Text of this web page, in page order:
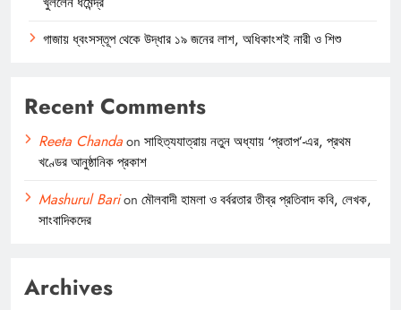
গাজায় ধ্বংসস্তূপ থেকে উদ্ধার ১৯ জনের লাশ, অধিকাংশই নারী ও শিশু
Recent Comments
Reeta Chandaon সাহিত্যযাত্রায় নতুন অধ্যায় ‘প্রতাপ’-এর, প্রথম
খণ্ডের আনুষ্ঠানিক প্রকাশ
Mashurul Barion মৌলবাদী হামলা ও বর্বরতার তীব্র প্রতিবাদ কবি, লেখক,
সাংবাদিকদের
Archives